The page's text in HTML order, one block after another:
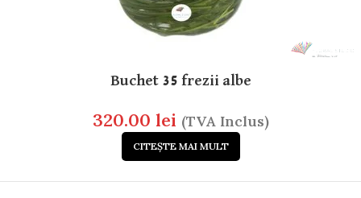
Buchet 35 frezii albe
320.00 lei (TVA Inclus)
CITEȘTE MAI MULT